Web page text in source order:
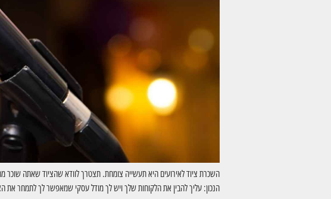
השכרת ציוד לאירועים היא תעשייה צומחת. תצטרך לוודא שהציוד שאתה שוכר
הנכון: עליך להבין את הלקוחות שלך ויש לך מודל עסקי שמאפשר לך לתמחר את